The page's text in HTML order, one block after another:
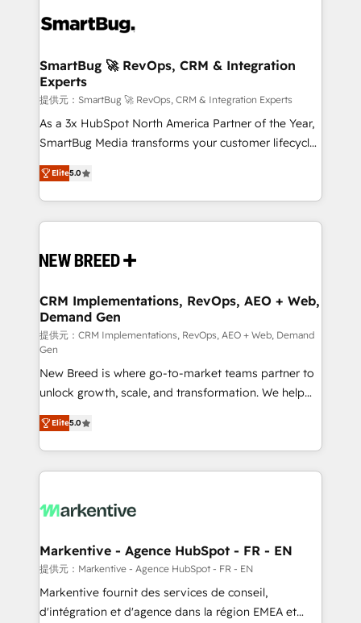
革を、構想から実装・定着までPMOとして主導。「設
の統合・浸透・変革管理を実行します。 ▸ CMS戦略設
計・構築：リード獲得・CVR・SEOを前提にした情報設
計・導線設計・テンプレート設計をContent Hubで一体
提供。 ▸ 既存CRM・MAからの移行支援：Salesforce・
Marketo・Pardot等からの移行、カスタム設計、履歴
Perplexity等のAI検索からの流入・引用を前提にコンテ
ンツとサイト構造を最適化。 🏆 なぜ100incを選ぶの
ISO9001:2015 取得 ✓ 400社以上の導入実績 ✓
HubSpot大百科 出版 CRM・AI活用に関するご相談、現
せください。
stalling growth. Fix your ICP, Math, and Story to stop
Scalable Architecture: Zero-technical-debt setup
across all Hubs, validated by our 7 HubSpot
Accreditations. AI-Powered RevOps: Breeze AI,
custom AI agents, and high-integrity migrations for
total reporting clarity. Security & Compliance: SOC 2
security. 🏆 Why Bluleadz? GTM OS Partner | 16+
Years Experience | 1,000+ Five-Star Reviews
SmartBug 🚀 RevOps, CRM & Integration
Experts
提供元：SmartBug 🚀 RevOps, CRM & Integration Experts
As a 3x HubSpot North America Partner of the Year,
SmartBug Media transforms your customer lifecycle
into a revenue engine. Our unified ecosystem
includes specialized divisions Globalia (AI &
Software) and Point Success Media (Paid Media),
making this the official home for all three brands. 🔄
and system integrations powered by Globalia’s
trainers to drive platform adoption. 📈 Revenue
Generation - Full-funnel marketing and high-
performance advertising via Point Success Media. -
Expert deployment of Breeze AI and custom agents
to automate growth. 🏆 Elite Excellence - 8 platform
accreditations and deep HIPAA-compliance
expertise. - A team of 250+ experts dedicated to
your resilient growth.
Elite5.0
CRM Implementations, RevOps, AEO + Web,
Demand Gen
提供元：CRM Implementations, RevOps, AEO + Web, Demand
Gen
New Breed is where go-to-market teams partner to
unlock growth, scale, and transformation. We help
companies activate HubSpot’s AI-powered
customer platform and operationalize HubSpot’s
Loop Marketing framework through expert-led
services, smart agents, and purpose-built apps,
results, fast. ⚙️CRM & RevOps: Align all Hubs to your
🎯Demand Gen & ABM: Drive pipeline with inbound,
ABM, AEO, SEO, & paid media. 👩‍💻Web Design:
Build high-performing websites with UX, messaging,
& conversion strategy that drive results. 🤖AI
Elite5.0
Markentive - Agence HubSpot - FR - EN
提供元：Markentive - Agence HubSpot - FR - EN
Markentive fournit des services de conseil,
d'intégration et d'agence dans la région EMEA et